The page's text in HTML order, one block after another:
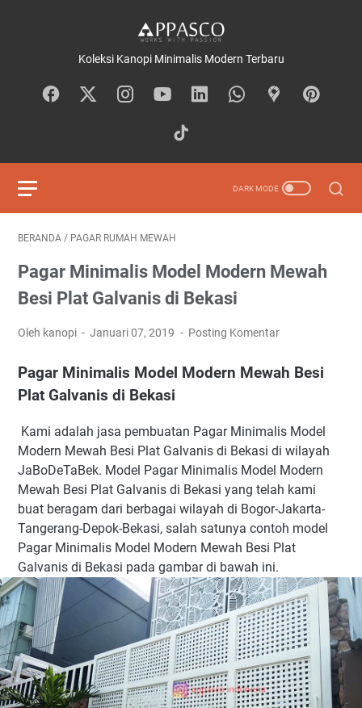
Koleksi Kanopi Minimalis Modern Terbaru
BERANDA / PAGAR RUMAH MEWAH
Pagar Minimalis Model Modern Mewah
Besi Plat Galvanis di Bekasi
Oleh kanopi Januari 07, 2019 Posting Komentar
Pagar Minimalis Model Modern Mewah Besi
Plat Galvanis di Bekasi
Kami adalah jasa pembuatan Pagar Minimalis Model
Modern Mewah Besi Plat Galvanis di Bekasi di wilayah
JaBoDeTaBek. Model Pagar Minimalis Model Modern
Mewah Besi Plat Galvanis di Bekasi yang telah kami
buat beragam dari berbagai wilayah di Bogor-Jakarta-
Tangerang-Depok-Bekasi, salah satunya contoh model
Pagar Minimalis Model Modern Mewah Besi Plat
Galvanis di Bekasi pada gambar di bawah ini.